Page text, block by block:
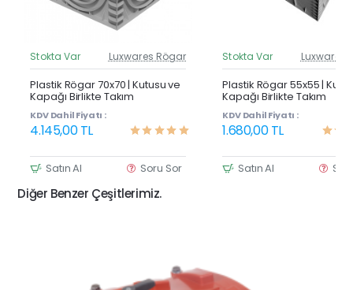
Güncel Fiyat
Yeni Ürün
Stokta Var Luxwares Rögar
Plastik Rögar 70x70 | Kutusu ve
Kapağı Birlikte Takım
KDV Dahil Fiyatı :
4.145,00 TL
Satın Al Soru Sor
Stokta Var Luxwares
Plastik Rögar 55x55 |
Kapağı Birlikte Takım
KDV Dahil Fiyatı :
1.680,00 TL
Satın Al
Diğer Benzer Çeşitlerimiz.